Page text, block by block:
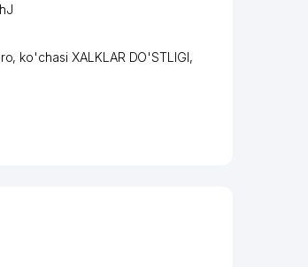
, ko'chasi XALKLAR DO'STLIGI,